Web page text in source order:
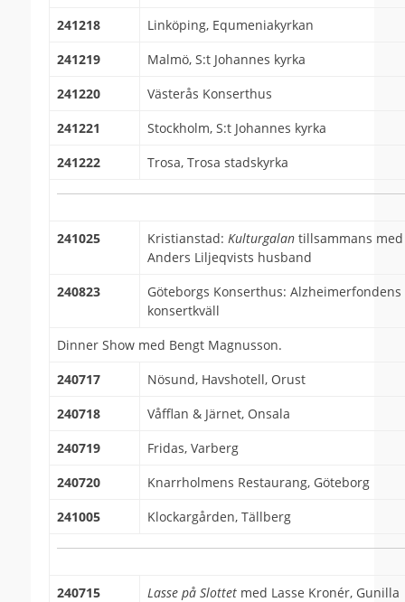
241218
Linköping, Equmeniakyrkan
241219
Malmö, S:t Johannes kyrka
241220
Västerås Konserthus
241221
Stockholm, S:t Johannes kyrka
241222
Trosa, Trosa stadskyrka
241025 Kristianstad: Kulturgalan tillsammans med
Anders Liljeqvists husband
240823
Göteborgs Konserthus: Alzheimerfondens
konsertkväll
Dinner Show med Bengt Magnusson.
240717
Nösund, Havshotell, Orust
240718
Våfflan & Järnet, Onsala
240719
Fridas, Varberg
240720
Knarrholmens Restaurang, Göteborg
241005
Klockargården, Tällberg
240715 Lasse på Slottet med Lasse Kronér, Gunilla